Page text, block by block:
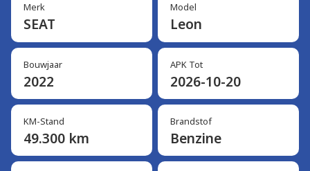
Merk
SEAT
Model
Leon
Bouwjaar
2022
APK Tot
2026-10-20
KM-Stand
49.300 km
Brandstof
Benzine